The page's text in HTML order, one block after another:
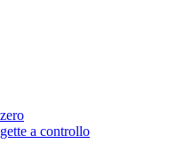
a controllo